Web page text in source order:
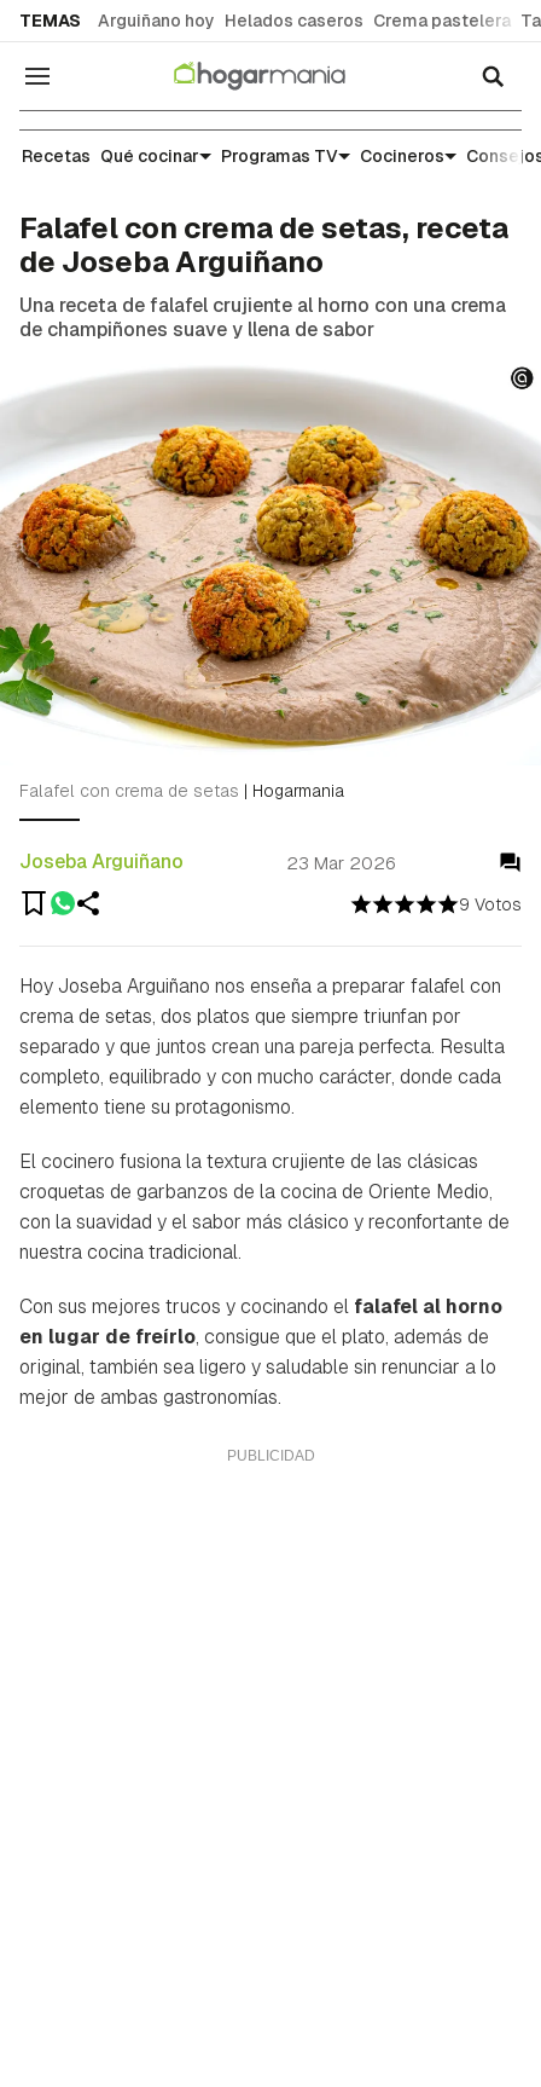
TEMAS Arguiñano hoy Helados caseros Crema pastelera
Navegación
Recetas
Recetas Qué cocinar Programas TV Cocineros
Falafel con crema de setas, receta
de Joseba Arguiñano
Una receta de falafel crujiente al horno con una crema
de champiñones suave y llena de sabor
9 Votos
Joseba Arguiñano 23 Mar 2026
Falafel con crema de setas | Hogarmania
Hoy Joseba Arguiñano nos enseña a preparar falafel con
crema de setas, dos platos que siempre triunfan por
separado y que juntos crean una pareja perfecta. Resulta
completo, equilibrado y con mucho carácter, donde cada
elemento tiene su protagonismo.
El cocinero fusiona la textura crujiente de las clásicas
croquetas de garbanzos de la cocina de Oriente Medio,
con la suavidad y el sabor más clásico y reconfortante de
nuestra cocina tradicional.
Con sus mejores trucos y cocinando el falafel al horno
en lugar de freírlo, consigue que el plato, además de
original, también sea ligero y saludable sin renunciar a lo
mejor de ambas gastronomías.